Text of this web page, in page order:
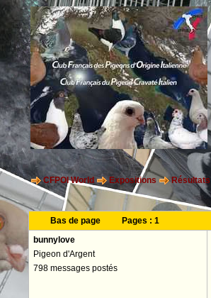
CFPOI World Expositions Résultats
Bas de page Pages : 1
bunnylove
Pigeon d'Argent
798 messages postés